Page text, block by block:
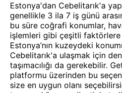
Estonya'dan Cebelitarık'a
genellikle 3 ila 7 iş günü
bu süre coğrafi konumlar,
işlemleri gibi çeşitli faktörlere
Estonya’nın kuzeydeki
Cebelitarık'a ulaşmak için
taşımacılığı da gerekebilir.
platformu üzerinden bu
size en uygun olanı